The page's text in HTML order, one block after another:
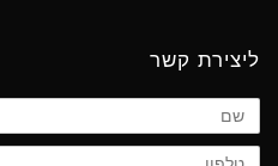
ליצירת קשר
שם
טלפון